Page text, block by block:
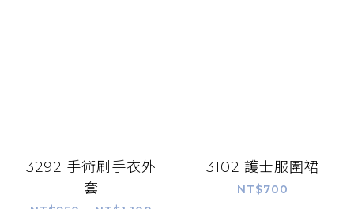
3292 手術刷手衣外
套
3102 護士服圍裙
NT$700